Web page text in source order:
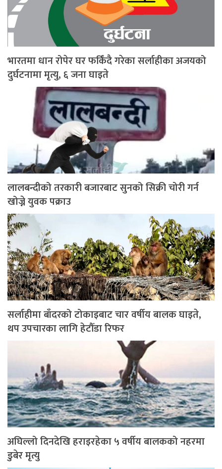
भारतमा धान रोपेर घर फर्किंदै गरेका सर्लाहीका अजयको
दुर्घटनामा मृत्यु, ६ जना घाइते
लालबन्दीको तरकारी बजारबाट सुनको सिक्री चोरी गर्न
खोज्ने युवक पक्राउ
सर्लाहीमा बाँदरको टोकाइबाट चार वर्षीय बालक घाइते,
थप उपचारका लागि हेटौँडा रिफर
अघिल्लो दिनदेखि हराइरहेका ५ वर्षीय बालकको नहरमा
डुबेर मृत्यु